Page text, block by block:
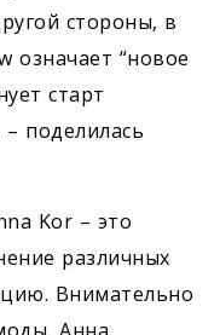
стороны, в
означает “новое
старт
поделилась
Kor – это
различных
Внимательно